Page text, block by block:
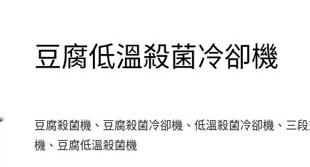
豆腐低溫殺菌冷卻機
豆腐殺菌機、豆腐殺菌冷卻機、低溫殺菌冷卻機、三
機、豆腐低溫殺菌機